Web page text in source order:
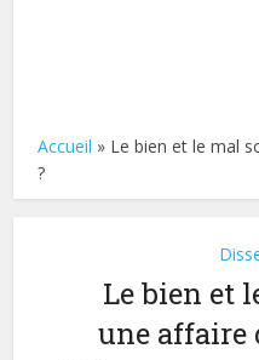
Accueil » Le bien et le mal
?
Le bien et
une affaire